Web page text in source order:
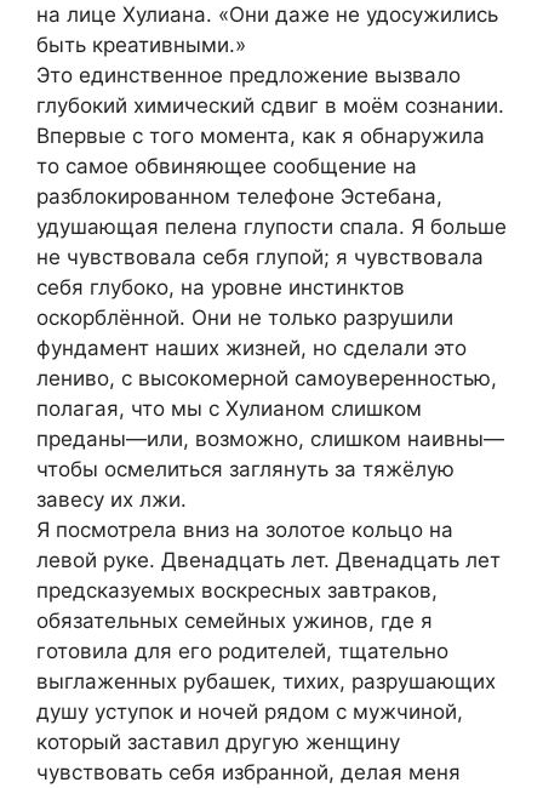
на лице Хулиана. «Они даже не удосужились
быть креативными.»
Это единственное предложение вызвало
глубокий химический сдвиг в моём сознании.
Впервые с того момента, как я обнаружила
то самое обвиняющее сообщение на
разблокированном телефоне Эстебана,
удушающая пелена глупости спала. Я больше
не чувствовала себя глупой; я чувствовала
себя глубоко, на уровне инстинктов
оскорблённой. Они не только разрушили
фундамент наших жизней, но сделали это
лениво, с высокомерной самоуверенностью,
полагая, что мы с Хулианом слишком
преданы—или, возможно, слишком наивны—
чтобы осмелиться заглянуть за тяжёлую
завесу их лжи.
Я посмотрела вниз на золотое кольцо на
левой руке. Двенадцать лет. Двенадцать лет
предсказуемых воскресных завтраков,
обязательных семейных ужинов, где я
готовила для его родителей, тщательно
выглаженных рубашек, тихих, разрушающих
душу уступок и ночей рядом с мужчиной,
который заставил другую женщину
чувствовать себя избранной, делая меня